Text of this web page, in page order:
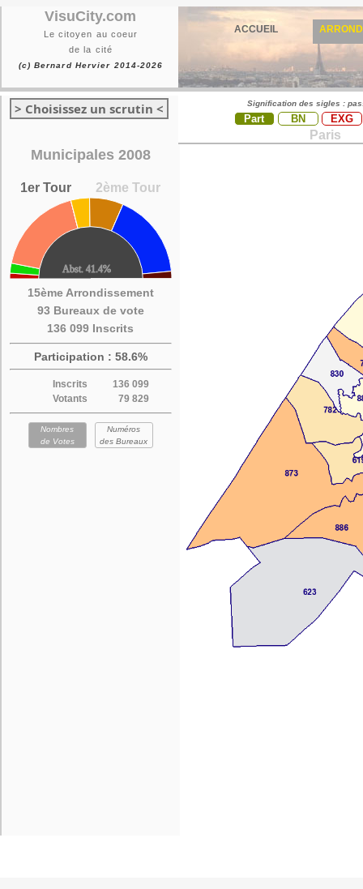
VisuCity.com
Le citoyen au coeur
de la cité
(c) Bernard Hervier 2014-2026
ACCUEIL
> Choisissez un scrutin <
Municipales 2008
1er Tour 2ème Tour
15ème Arrondissement
93 Bureaux de vote
136 099 Inscrits
Participation : 58.6%
Inscrits
136 099
Votants
79 829
Nombres
de Votes
Numéros
des Bureaux
Signification des sigles :
Part BN EXG
Paris